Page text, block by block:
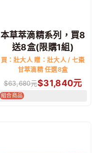
本草萃滴精系列，買8
送8盒(限購1組)
買：壯大人 贈：壯大人 / 七棗
甘萃滴精 任選8盒
$63,680元$31,840元
組合商品